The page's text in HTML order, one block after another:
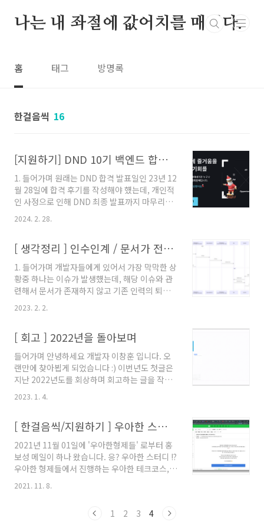
나는 내 좌절에 값어치를 매긴다.
홈 태그 방명록
한걸음씩 16
[지원하기] DND 10기 백엔드 합격 후기 ( feat. 지원서 )
1. 들어가며 원래는 DND 합격 발표일인 23년 12
월 28일에 합격 후기를 작성해야 헀는데, 개인적
인 사정으로 인해 DND 최종 발표까지 마무리한
지금에서야 합격 후기를 작성하게 되었습니다.
부디 넓은 마음으로 양해 부탁드립니다 😉 1.1)
1개월의 경력을 마무리하고 나온시점에 그동안
바쁘다는 핑계로, 프로젝트를 진행해야 한다는
책임감으로 외면하고 회피했던 번아웃을 겪게 되
었습니다. 퇴사를 하고 난뒤 시간이 많아져서 그
런가, 흔히들 말하는 “놀면 병난다” 라는 말이 너
무 공감 되던 시기 였습니다. “1일 1커밋” , “수영
못했던 사람들 만나기” , “블로그 글쓰기” , “요
리 배우기” 등 이 상황..
2024. 2. 28.
[ 생각정리 ] 인수인계 / 문서가 전무한 상황에서 원인 파악후 해결하기
1. 들어가며 개발자들에게 있어서 가장 막막한 상
황중 하나는 이슈가 발생헀는데, 해당 이슈와 관
련해서 문서가 존재하지 않고 기존 인력의 퇴사
로 개발 히스토리를 알 수 없는 상황이 아닐까. 그
건드리면 안될것 같은 지뢰밭을 내가 밟게 되었
사생활에 긴장감을 주는 순간이었다.. 이번에 개
발자분께서 AWS 관련하여 작업한 부분으로 인
해 이슈가 발생하였다. 해당 이슈 발생 이후 사태
해결을 위해 작업한 내용에 대해서 원복하였지만
그럼에도 계속해서 이슈가 발생하고 있었다. 2. 1
이슈 설명 현재 다니고 있는 회사는 공유기 기반
스가 공유기와 의존성이 있다. MQTT ,
Mosquitto broker 서버 , pub..
2023. 2. 2.
[ 회고 ] 2022년을 돌아보며
들어가며 안녕하세요 개발자 이창훈 입니다. 오
랜만에 찾아뵙게 되었습니다 :) 이번년도 첫글은
지난 2022년도를 회상하며 회고하는 글을 작성
해보고자 합니다. 아! 2023년도를 다짐하는 글도
포함되어 있습니다. Good Bye 2022! 인턴 교육
분정도를 인계 받아 한달이라는 짧은 기간동안
교육을 진행하였습니다. 인턴분들의 열정 넘치는
모습에 자극을 받아 저도 더 열심히 그리고 하나
라도 더 알려드리려고 노력했습니다. 인턴분들이
과제로 주어진 프로젝트를 하시면서 다양한 질문
을 주셨는데, 답변하는 과정에서 몇몇 질문은 얼
렸던 질문들은 얼른 찾아보고 정리하여 답변드렸
2023. 1. 4.
[ 한걸음씩/지원하기 ] 우아한 스터디 ( Rust 스터디 그룹 ) 지원하기
2021년 11월 01일에 '우아한형제들' 로부터 홍
보성 메일이 하나 왔습니다. 응? 우아한 스터디 !?
우아한 형제들에서 진행하는 우아한 테크코스,
우아한 테크캠프와 비슷한 형태의 교육 프로그램
인가..? 한번 내용을 쭉 훑어봤는데 기존에 진행
간은 21년 12월 ~ 22년 1월 로 약 2개월 동안 진
2021. 11. 8.
1 2 3 4